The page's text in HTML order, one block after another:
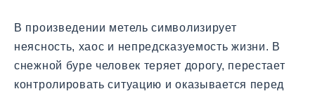
В произведении метель символизирует
неясность, хаос и непредсказуемость жизни. В
снежной буре человек теряет дорогу, перестает
контролировать ситуацию и оказывается перед